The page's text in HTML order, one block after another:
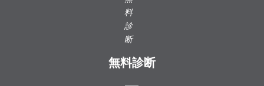
無料診断